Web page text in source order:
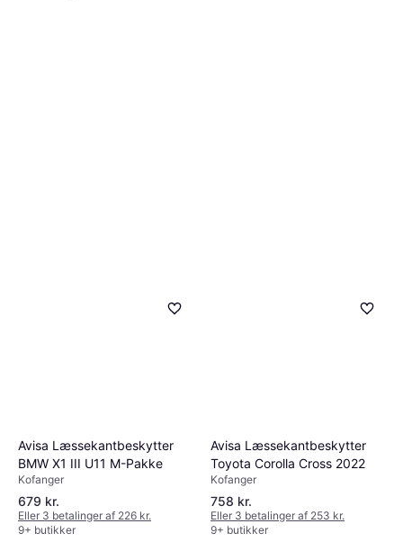
Avisa Læssekantbeskytter
BMW X1 III U11 M-Pakke
Kofanger
679 kr.
Eller 3 betalinger af 226 kr.
9+ butikker
Avisa Læssekantbeskytter
Toyota Corolla Cross 2022
Kofanger
758 kr.
Eller 3 betalinger af 253 kr.
9+ butikker